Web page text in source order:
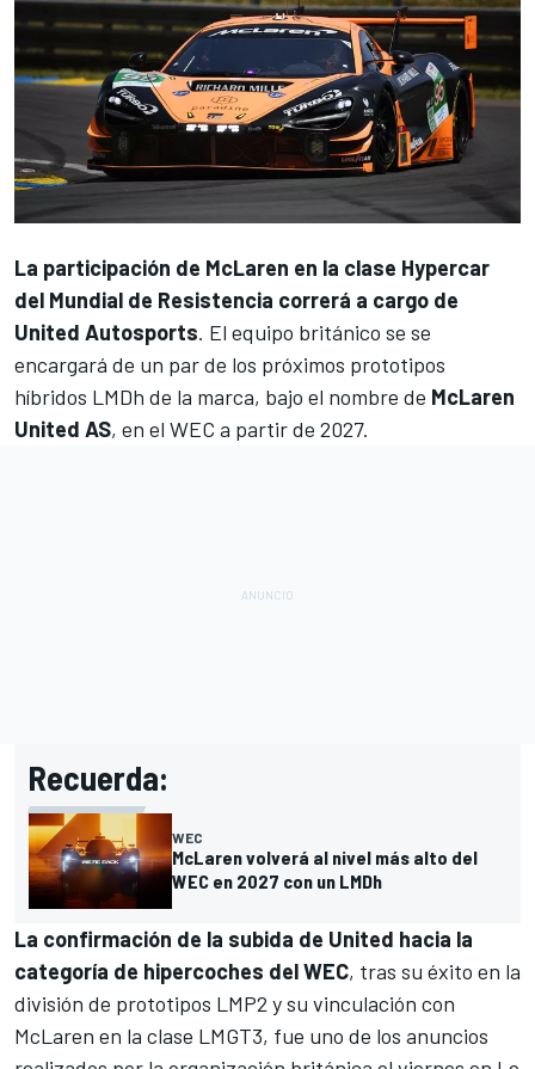
La participación de McLaren en la clase Hypercar
del Mundial de Resistencia correrá a cargo de
United Autosports. El equipo británico se se
encargará de un par de los próximos prototipos
híbridos LMDh de la marca, bajo el nombre de McLaren
United AS, en el WEC a partir de 2027.
Recuerda:
WEC
McLaren volverá al nivel más alto del
WEC en 2027 con un LMDh
La confirmación de la subida de United hacia la
categoría de hipercoches del WEC, tras su éxito en la
división de prototipos LMP2 y su vinculación con
McLaren en la clase LMGT3, fue uno de los anuncios